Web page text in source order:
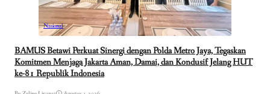
Nasional
BAMUS Betawi Perkuat Sinergi dengan Polda Metro Jaya, Tegaskan
Komitmen Menjaga Jakarta Aman, Damai, dan Kondusif Jelang HUT
ke-81 Republik Indonesia